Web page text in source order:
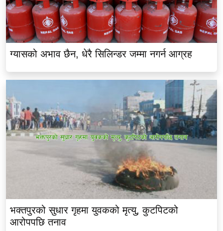
ग्यासको अभाव छैन, धेरै सिलिन्डर जम्मा नगर्न आग्रह
भक्तपुरको सुधार गृहमा युवकको मृत्यु, कुटपिटको
आरोपपछि तनाव